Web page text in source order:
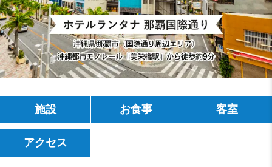
施設 お食事 客室
アクセス